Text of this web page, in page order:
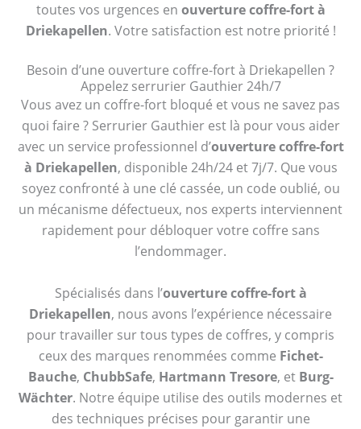
toutes vos urgences en ouverture coffre-fort à
Driekapellen. Votre satisfaction est notre priorité !
Besoin d’une ouverture coffre-fort à Driekapellen ?
Appelez serrurier Gauthier 24h/7
Vous avez un coffre-fort bloqué et vous ne savez pas
quoi faire ? Serrurier Gauthier est là pour vous aider
avec un service professionnel d’ouverture coffre-fort
à Driekapellen, disponible 24h/24 et 7j/7. Que vous
soyez confronté à une clé cassée, un code oublié, ou
un mécanisme défectueux, nos experts interviennent
rapidement pour débloquer votre coffre sans
l’endommager.
Spécialisés dans l’ouverture coffre-fort à
Driekapellen, nous avons l’expérience nécessaire
pour travailler sur tous types de coffres, y compris
ceux des marques renommées comme Fichet-
Bauche, ChubbSafe, Hartmann Tresore, et Burg-
Wächter. Notre équipe utilise des outils modernes et
des techniques précises pour garantir une